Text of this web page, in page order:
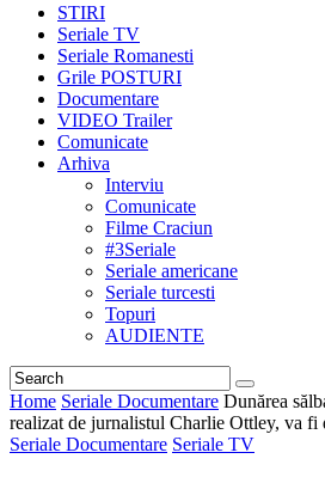
STIRI
Seriale TV
Seriale Romanesti
Grile POSTURI
Documentare
VIDEO Trailer
Comunicate
Arhiva
Interviu
Comunicate
Filme Craciun
#3Seriale
Seriale americane
Seriale turcesti
Topuri
AUDIENTE
Home Seriale Documentare Dunărea
realizat de jurnalistul Charlie Ottley, va
Seriale Documentare Seriale TV